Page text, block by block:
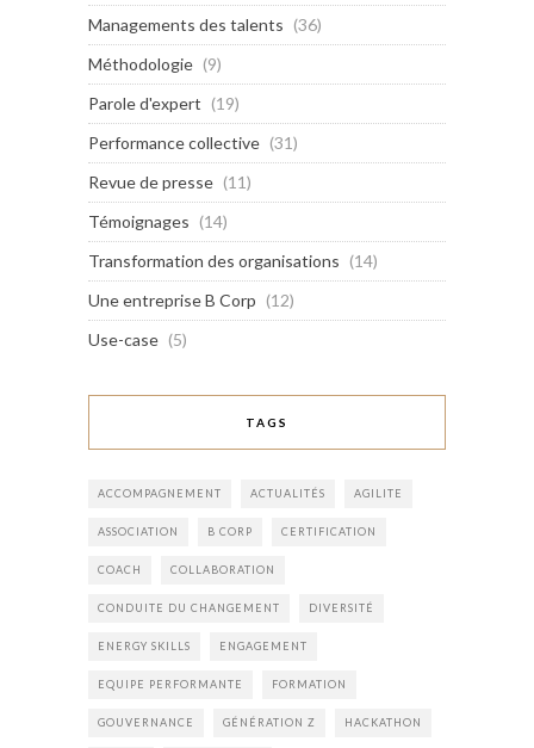
Managements des talents (36)
Méthodologie (9)
Parole d'expert (19)
Performance collective (31)
Revue de presse (11)
Témoignages (14)
Transformation des organisations (14)
Une entreprise B Corp (12)
Use-case (5)
TAGS
ACCOMPAGNEMENT ACTUALITÉS AGILITE
ASSOCIATION B CORP CERTIFICATION
COACH COLLABORATION
CONDUITE DU CHANGEMENT DIVERSITÉ
ENERGY SKILLS ENGAGEMENT
EQUIPE PERFORMANTE FORMATION
GOUVERNANCE GÉNÉRATION Z HACKATHON